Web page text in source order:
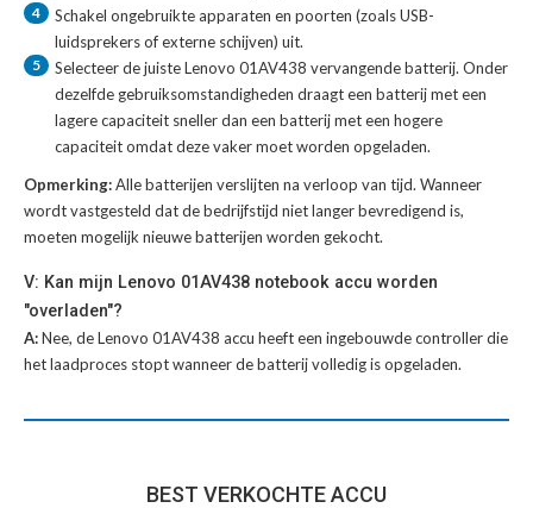
4
Schakel ongebruikte apparaten en poorten (zoals USB-
luidsprekers of externe schijven) uit.
5 Selecteer de juisteLenovo 01AV438 vervangende batterij. Onder
dezelfde gebruiksomstandigheden draagt een batterij met een
lagere capaciteit sneller dan een batterij met een hogere
capaciteit omdat deze vaker moet worden opgeladen.
Opmerking:Alle batterijen verslijten na verloop van tijd. Wanneer
wordt vastgesteld dat de bedrijfstijd niet langer bevredigend is,
moeten mogelijk nieuwe batterijen worden gekocht.
V: Kan mijn Lenovo 01AV438 notebook accu worden
"overladen"?
A:Nee, de Lenovo 01AV438 accu heeft een ingebouwde controller die
het laadproces stopt wanneer de batterij volledig is opgeladen.
BEST VERKOCHTE ACCU